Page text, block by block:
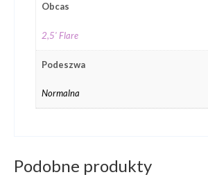
Obcas
2,5' Flare
Podeszwa
Normalna
Podobne produkty